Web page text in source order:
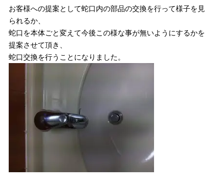
お客様への提案として蛇口内の部品の交換を行って様子を見
られるか、
蛇口を本体ごと変えて今後この様な事が無いようにするかを
提案させて頂き、
蛇口交換を行うことになりました。